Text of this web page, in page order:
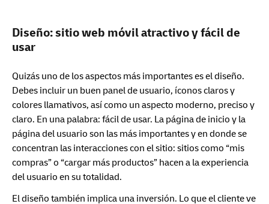
Diseño: sitio web móvil atractivo y fácil de
usar
Quizás uno de los aspectos más importantes es el diseño.
Debes incluir un buen panel de usuario, íconos claros y
colores llamativos, así como un aspecto moderno, preciso y
claro. En una palabra: fácil de usar. La página de inicio y la
página del usuario son las más importantes y en donde se
concentran las interacciones con el sitio: sitios como “mis
compras” o “cargar más productos” hacen a la experiencia
del usuario en su totalidad.
El diseño también implica una inversión. Lo que el cliente ve